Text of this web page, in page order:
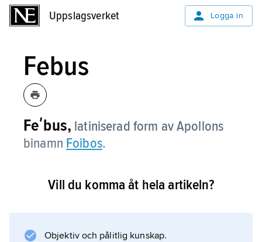
Uppslagsverket Logga in
Febus
Feʹbus, latiniserad form av Apollons
binamn Foibos.
Vill du komma åt hela artikeln?
Objektiv och pålitlig kunskap.